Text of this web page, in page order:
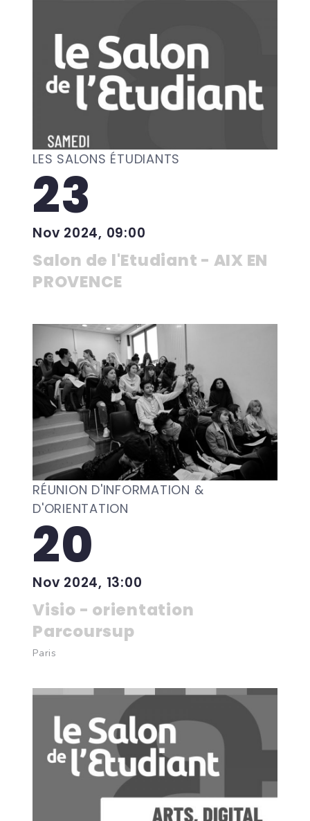
LES SALONS ÉTUDIANTS
23
Nov 2024, 09:00
Salon de l'Etudiant - AIX EN
PROVENCE
RÉUNION D'INFORMATION &
D'ORIENTATION
20
Nov 2024, 13:00
Visio - orientation
Parcoursup
Paris